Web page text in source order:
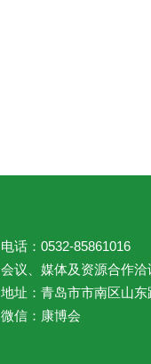
电话：0532-85861016
会议、媒体及资源合作洽
地址：青岛市市南区山
微信：康博会